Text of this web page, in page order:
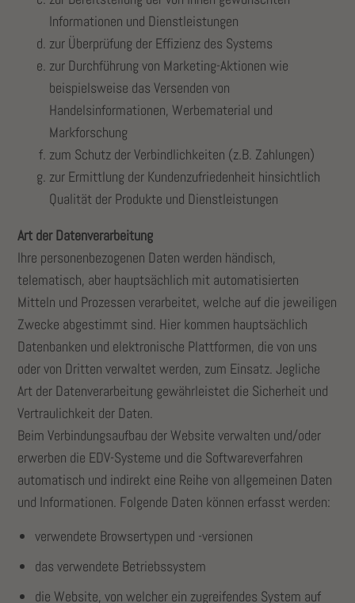
Informationen und Dienstleistungen
zur Überprüfung der Effizienz des Systems
zur Durchführung von Marketing-Aktionen wie
beispielsweise das Versenden von
Handelsinformationen, Werbematerial und
Markforschung
zum Schutz der Verbindlichkeiten (z.B. Zahlungen)
zur Ermittlung der Kundenzufriedenheit hinsichtlich
Qualität der Produkte und Dienstleistungen
Art der Datenverarbeitung
Ihre personenbezogenen Daten werden händisch,
telematisch, aber hauptsächlich mit automatisierten
Mitteln und Prozessen verarbeitet, welche auf die jeweiligen
Zwecke abgestimmt sind. Hier kommen hauptsächlich
Datenbanken und elektronische Plattformen, die von uns
oder von Dritten verwaltet werden, zum Einsatz. Jegliche
Art der Datenverarbeitung gewährleistet die Sicherheit und
Vertraulichkeit der Daten.
Beim Verbindungsaufbau der Website verwalten und/oder
erwerben die EDV-Systeme und die Softwareverfahren
automatisch und indirekt eine Reihe von allgemeinen Daten
und Informationen. Folgende Daten können erfasst werden:
verwendete Browsertypen und -versionen
das verwendete Betriebssystem
die Website, von welcher ein zugreifendes System auf